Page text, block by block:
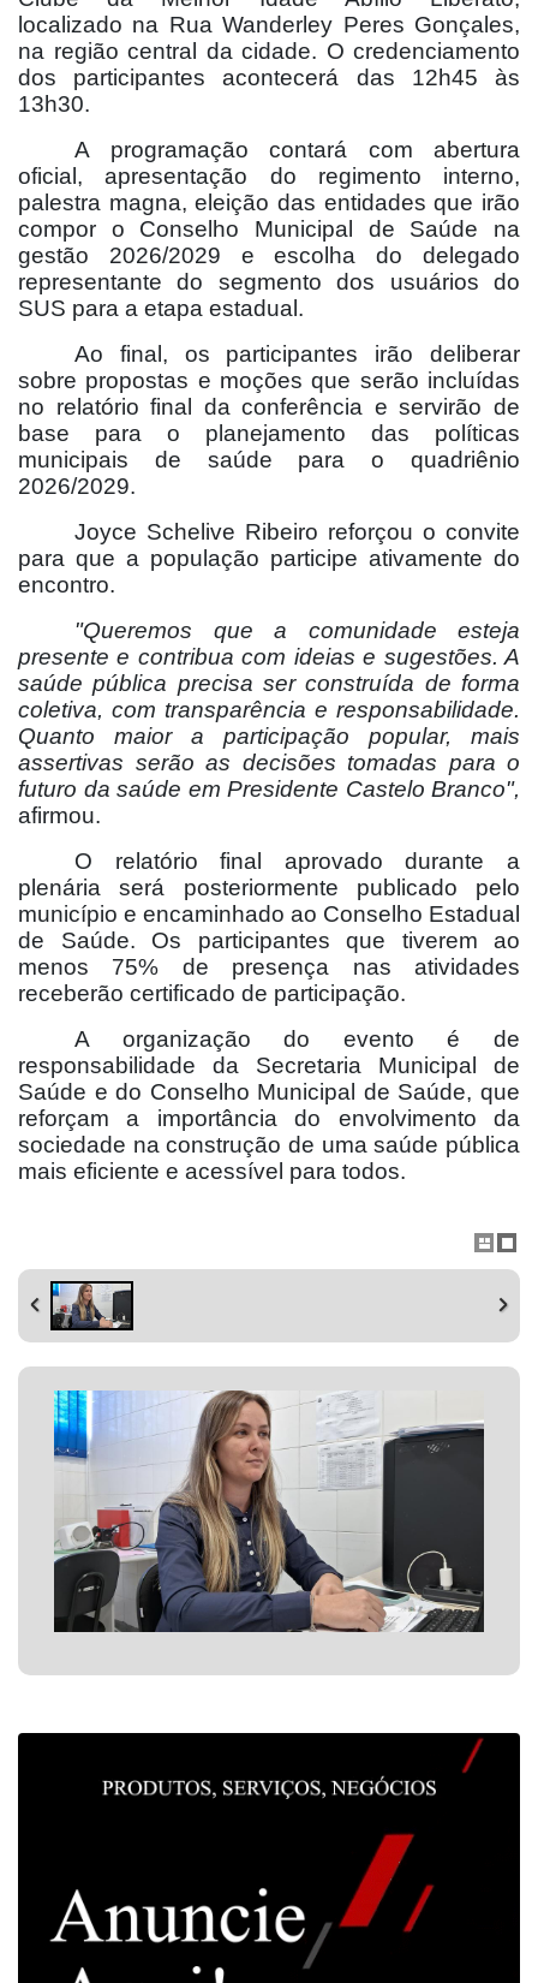
localizado na Rua Wanderley Peres Gonçales,
na região central da cidade. O credenciamento
dos participantes acontecerá das 12h45 às
13h30.
A programação contará com abertura
oficial, apresentação do regimento interno,
palestra magna, eleição das entidades que irão
compor o Conselho Municipal de Saúde na
gestão 2026/2029 e escolha do delegado
representante do segmento dos usuários do
SUS para a etapa estadual.
Ao final, os participantes irão deliberar
sobre propostas e moções que serão incluídas
no relatório final da conferência e servirão de
base para o planejamento das políticas
municipais de saúde para o quadriênio
2026/2029.
Joyce Schelive Ribeiro reforçou o convite
para que a população participe ativamente do
encontro.
"Queremos que a comunidade esteja
presente e contribua com ideias e sugestões. A
saúde pública precisa ser construída de forma
coletiva, com transparência e responsabilidade.
Quanto maior a participação popular, mais
assertivas serão as decisões tomadas para o
futuro da saúde em Presidente Castelo Branco",
afirmou.
O relatório final aprovado durante a
plenária será posteriormente publicado pelo
município e encaminhado ao Conselho Estadual
de Saúde. Os participantes que tiverem ao
menos 75% de presença nas atividades
receberão certificado de participação.
A organização do evento é de
responsabilidade da Secretaria Municipal de
Saúde e do Conselho Municipal de Saúde, que
reforçam a importância do envolvimento da
sociedade na construção de uma saúde pública
mais eficiente e acessível para todos.